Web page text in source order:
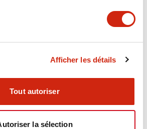
Afficher les détails
Tout autoriser
la sélection
Specifications